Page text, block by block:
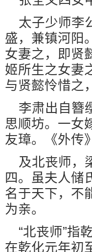
太子少师李
盛，兼镇河阳
女妻之，即贤
姬所生之女妻
与贤懿怜惜之
李肃出自簪
思顺坊。一女
友璋。《外传
及北丧师，
四。虽夫人储
名于天下，不
为亲。
“北丧师”指
在乾化元年初